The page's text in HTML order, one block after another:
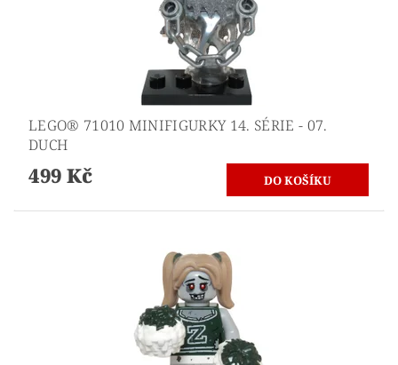
LEGO® 71010 MINIFIGURKY 14. SÉRIE - 07.
DUCH
499 Kč